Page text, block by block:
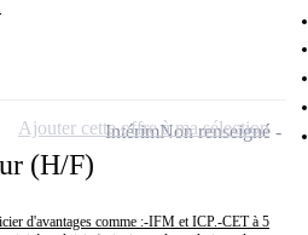
(H/F)
d'avantages comme :-IFM et ICP.-CET à 5
IntérimNon renseigné
Ajouter cette offre à ma sélection